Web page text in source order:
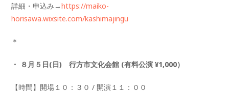
詳細・申込み→https://maiko-
horisawa.wixsite.com/kashimajingu
＊
・ ８月５日(日) 行方市文化会館 (有料公演 ¥1,000）
【時間】開場１０：３０ / 開演１１：００